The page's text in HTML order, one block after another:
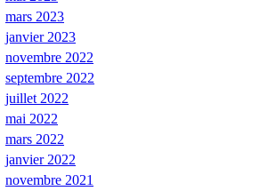
mars 2023
janvier 2023
novembre 2022
septembre 2022
juillet 2022
mai 2022
mars 2022
janvier 2022
novembre 2021